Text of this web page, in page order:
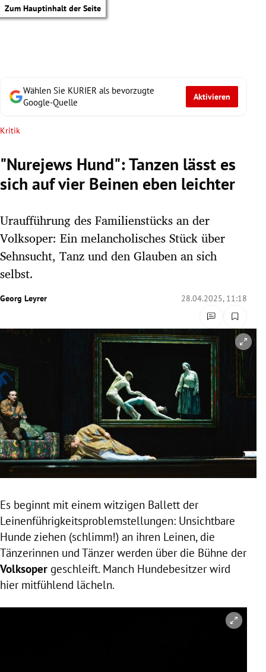
Zum Hauptinhalt der Seite
Untermenü
Untermenü
Untermenü
Untermenü
Untermenü
Untermenü
Untermenü
Untermenü
Untermenü
Untermenü
Wählen Sie KURIER als bevorzugte
Google-Quelle
Aktivieren
Kritik
"Nurejews Hund": Tanzen lässt es
sich auf vier Beinen eben leichter
Uraufführung des Familienstücks an der
Volksoper: Ein melancholisches Stück über
Sehnsucht, Tanz und den Glauben an sich
selbst.
Georg Leyrer 28.04.2025, 11:18
Es beginnt mit einem witzigen Ballett der
Leinenführigkeitsproblemstellungen: Unsichtbare
Hunde ziehen (schlimm!) an ihren Leinen, die
Tänzerinnen und Tänzer werden über die Bühne der
Volksoper geschleift. Manch Hundebesitzer wird
hier mitfühlend lächeln.